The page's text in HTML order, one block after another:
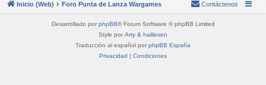
Inicio (Web) Foro Punta de Lanza Wargames Contáctenos
Desarrollado por phpBB® Forum Software © phpBB Limited
Style por Arty & halilesen
Traducción al español por phpBB España
Privacidad
Condiciones